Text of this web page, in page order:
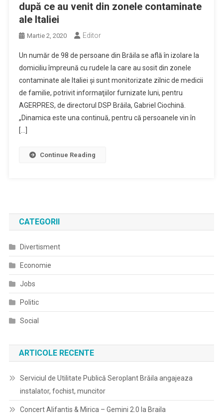
după ce au venit din zonele contaminate
ale Italiei
Martie 2, 2020 Editor
Un număr de 98 de persoane din Brăila se află în izolare la
domiciliu împreună cu rudele la care au sosit din zonele
contaminate ale Italiei şi sunt monitorizate zilnic de medicii
de familie, potrivit informaţiilor furnizate luni, pentru
AGERPRES, de directorul DSP Brăila, Gabriel Ciochină.
„Dinamica este una continuă, pentru că persoanele vin în
[…]
Continue Reading
CATEGORII
Divertisment
Economie
Jobs
Politic
Social
ARTICOLE RECENTE
Serviciul de Utilitate Publică Seroplant Brăila angajeaza
instalator, fochist, muncitor
Concert Alifantis & Mirica – Gemini 2.0 la Braila